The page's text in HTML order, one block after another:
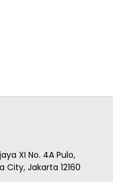
XI No. 4A Pulo,
City, Jakarta 12160